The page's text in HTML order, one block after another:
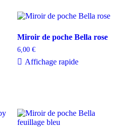
Miroir de poche Bella rose
6,00 €
Affichage rapide